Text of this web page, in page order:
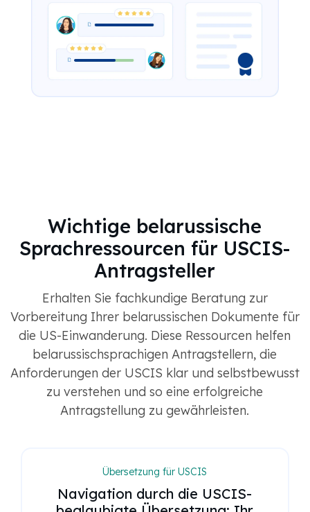
Wichtige belarussische
Sprachressourcen für USCIS-
Antragsteller
Erhalten Sie fachkundige Beratung zur
Vorbereitung Ihrer belarussischen Dokumente für
die US-Einwanderung. Diese Ressourcen helfen
belarussischsprachigen Antragstellern, die
Anforderungen der USCIS klar und selbstbewusst
zu verstehen und so eine erfolgreiche
Antragstellung zu gewährleisten.
Übersetzung für USCIS
Navigation durch die USCIS-